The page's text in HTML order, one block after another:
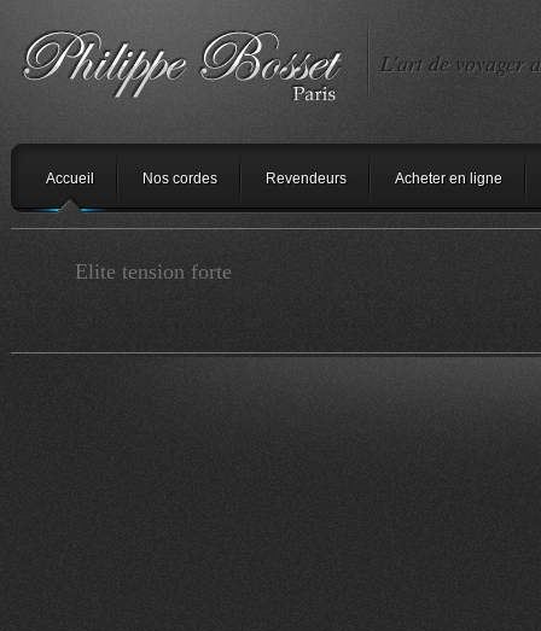
L'art de voyager
Accueil Nos cordes Revendeurs Acheter en ligne
Elite tension forte